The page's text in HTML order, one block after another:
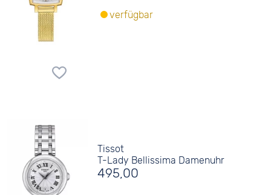
verfügbar
Tissot
T-Lady Bellissima Damenuhr
495,00